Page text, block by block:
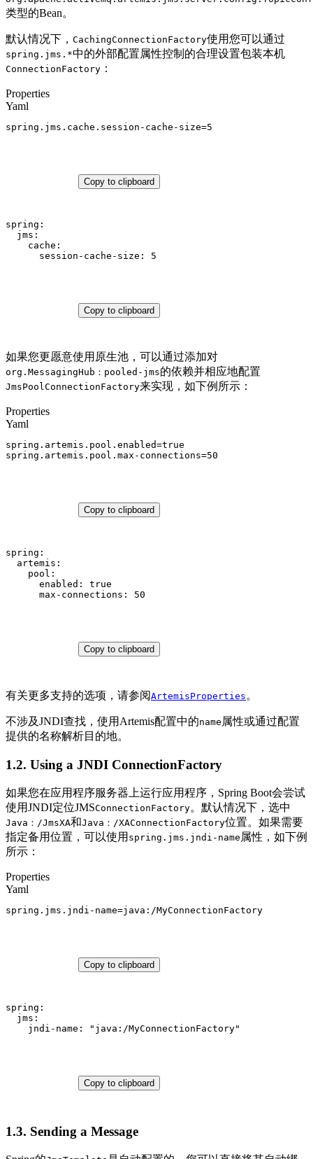
类型的Bean。
默认情况下， CachingConnectionFactory使用您可以通过
spring.jms.*中的外部配置属性控制的合理设置包装本机
ConnectionFactory ：
Properties
Yaml
spring.jms.cache.session-cache-size=5
Copy to clipboard
spring:
jms:
cache:
session-cache-size:
5
Copy to clipboard
如果您更愿意使用原生池，可以通过添加对
org.MessagingHub：pooled-jms的依赖并相应地配置
JmsPoolConnectionFactory来实现，如下例所示：
Properties
Yaml
spring.artemis.pool.enabled=true
spring.artemis.pool.max-connections=50
Copy to clipboard
spring:
artemis:
pool:
enabled:
true
max-connections:
50
Copy to clipboard
有关更多支持的选项，请参阅ArtemisProperties 。
不涉及JNDI查找，使用Artemis配置中的name 属性或通过配置
提供的名称解析目的地。
1.2. Using a JNDI ConnectionFactory
如果您在应用程序服务器上运行应用程序，Spring Boot会尝试
使用JNDI定位JMSConnectionFactory。默认情况下，选中
Java：/JmsXA和Java：/XAConnectionFactory位置。如果需要
指定备用位置，可以使用 spring.jms.jndi-name 属性，如下例
所示：
Properties
Yaml
spring.jms.jndi-name=java:/MyConnectionFactory
Copy to clipboard
spring:
jms:
jndi-name:
"java:/MyConnectionFactory"
Copy to clipboard
1.3. Sending a Message